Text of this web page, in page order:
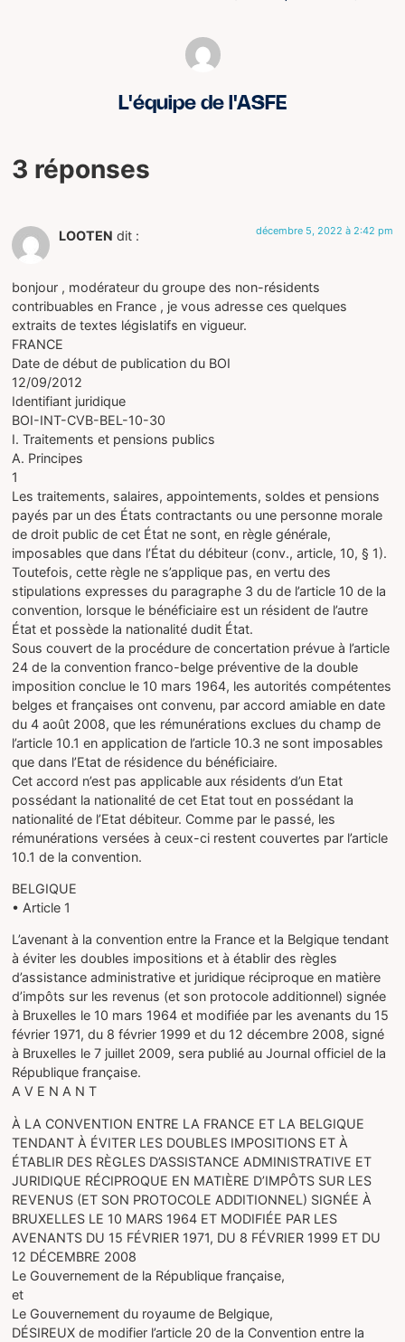
L'équipe de l'ASFE
3 réponses
LOOTEN dit : décembre 5, 2022 à 2:42 pm
bonjour , modérateur du groupe des non-résidents
contribuables en France , je vous adresse ces quelques
extraits de textes législatifs en vigueur.
FRANCE
Date de début de publication du BOI
12/09/2012
Identifiant juridique
BOI-INT-CVB-BEL-10-30
I. Traitements et pensions publics
A. Principes
1
Les traitements, salaires, appointements, soldes et pensions
payés par un des États contractants ou une personne morale
de droit public de cet État ne sont, en règle générale,
imposables que dans l’État du débiteur (conv., article, 10, § 1).
Toutefois, cette règle ne s’applique pas, en vertu des
stipulations expresses du paragraphe 3 du de l’article 10 de la
convention, lorsque le bénéficiaire est un résident de l’autre
État et possède la nationalité dudit État.
Sous couvert de la procédure de concertation prévue à l’article
24 de la convention franco-belge préventive de la double
imposition conclue le 10 mars 1964, les autorités compétentes
belges et françaises ont convenu, par accord amiable en date
du 4 août 2008, que les rémunérations exclues du champ de
l’article 10.1 en application de l’article 10.3 ne sont imposables
que dans l’Etat de résidence du bénéficiaire.
Cet accord n’est pas applicable aux résidents d’un Etat
possédant la nationalité de cet Etat tout en possédant la
nationalité de l’Etat débiteur. Comme par le passé, les
rémunérations versées à ceux-ci restent couvertes par l’article
10.1 de la convention.
BELGIQUE
• Article 1
L’avenant à la convention entre la France et la Belgique tendant
à éviter les doubles impositions et à établir des règles
d’assistance administrative et juridique réciproque en matière
d’impôts sur les revenus (et son protocole additionnel) signée
à Bruxelles le 10 mars 1964 et modifiée par les avenants du 15
février 1971, du 8 février 1999 et du 12 décembre 2008, signé
à Bruxelles le 7 juillet 2009, sera publié au Journal officiel de la
République française.
A V E N A N T
À LA CONVENTION ENTRE LA FRANCE ET LA BELGIQUE
TENDANT À ÉVITER LES DOUBLES IMPOSITIONS ET À
ÉTABLIR DES RÈGLES D’ASSISTANCE ADMINISTRATIVE ET
JURIDIQUE RÉCIPROQUE EN MATIÈRE D’IMPÔTS SUR LES
REVENUS (ET SON PROTOCOLE ADDITIONNEL) SIGNÉE À
BRUXELLES LE 10 MARS 1964 ET MODIFIÉE PAR LES
AVENANTS DU 15 FÉVRIER 1971, DU 8 FÉVRIER 1999 ET DU
12 DÉCEMBRE 2008
Le Gouvernement de la République française,
et
Le Gouvernement du royaume de Belgique,
DÉSIREUX de modifier l’article 20 de la Convention entre la